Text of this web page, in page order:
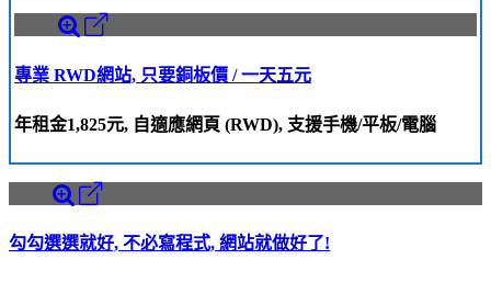
專業 RWD網站, 只要銅板價 / 一天五元
年租金1,825元, 自適應網頁 (RWD), 支援手機/平板/電腦
勾勾選選就好, 不必寫程式, 網站就做好了!